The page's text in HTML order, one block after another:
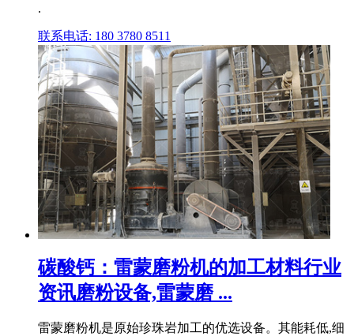
.
联系电话: 180 3780 8511
碳酸钙：雷蒙磨粉机的加工材料行业
资讯磨粉设备,雷蒙磨 ...
雷蒙磨粉机是原始珍珠岩加工的优选设备。其能耗低,细